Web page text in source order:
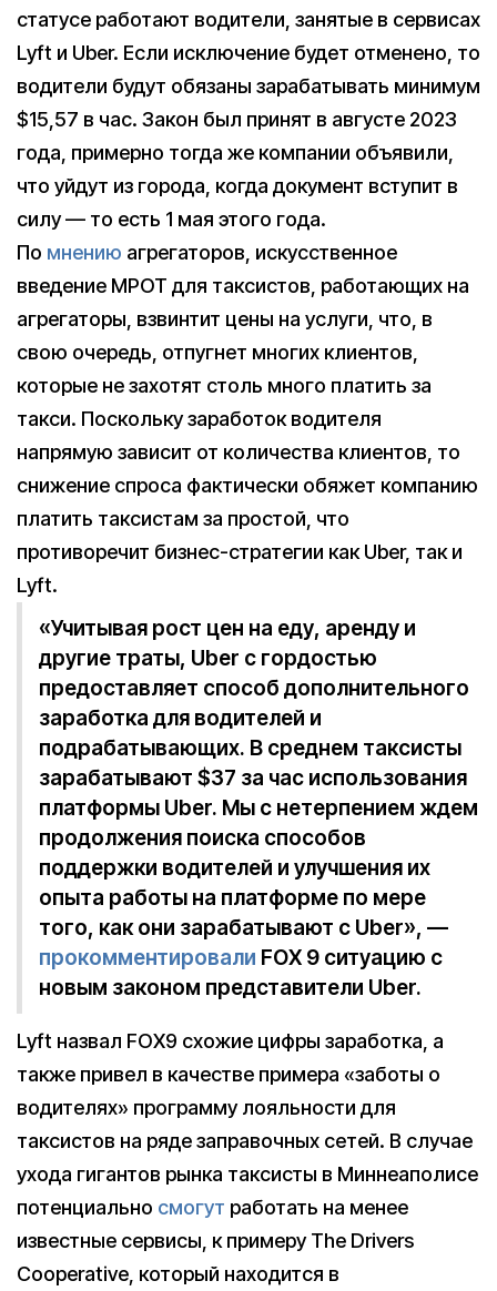
статусе работают водители, занятые в сервисах
Lyft и Uber. Если исключение будет отменено, то
водители будут обязаны зарабатывать минимум
$15,57 в час. Закон был принят в августе 2023
года, примерно тогда же компании объявили,
что уйдут из города, когда документ вступит в
силу — то есть 1 мая этого года.
По мнению агрегаторов, искусственное
введение МРОТ для таксистов, работающих на
агрегаторы, взвинтит цены на услуги, что, в
свою очередь, отпугнет многих клиентов,
которые не захотят столь много платить за
такси. Поскольку заработок водителя
напрямую зависит от количества клиентов, то
снижение спроса фактически обяжет компанию
платить таксистам за простой, что
противоречит бизнес-стратегии как Uber, так и
Lyft.
«Учитывая рост цен на еду, аренду и
другие траты, Uber с гордостью
предоставляет способ дополнительного
заработка для водителей и
подрабатывающих. В среднем таксисты
зарабатывают $37 за час использования
платформы Uber. Мы с нетерпением ждем
продолжения поиска способов
поддержки водителей и улучшения их
опыта работы на платформе по мере
того, как они зарабатывают с Uber», —
прокомментировали FOX 9 ситуацию с
новым законом представители Uber.
Lyft назвал FOX9 схожие цифры заработка, а
также привел в качестве примера «заботы о
водителях» программу лояльности для
таксистов на ряде заправочных сетей. В случае
ухода гигантов рынка таксисты в Миннеаполисе
потенциально смогут работать на менее
известные сервисы, к примеру The Drivers
Cooperative, который находится в